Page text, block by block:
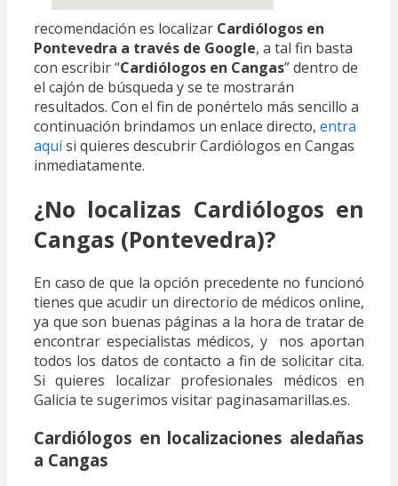
recomendación es localizar Cardiólogos en
Pontevedra a través de Google, a tal fin basta
con escribir “Cardiólogos en Cangas” dentro de
el cajón de búsqueda y se te mostrarán
resultados. Con el fin de ponértelo más sencillo a
continuación brindamos un enlace directo, entra
aquísi quieres descubrir Cardiólogos en Cangas
inmediatamente.
¿No localizas Cardiólogos en
Cangas (Pontevedra)?
En caso de que la opción precedente no funcionó
tienes que acudir un directorio de médicos online,
ya que son buenas páginas a la hora de tratar de
encontrar especialistas médicos, y nos aportan
todos los datos de contacto a fin de solicitar cita.
Si quieres localizar profesionales médicos en
Galicia te sugerimos visitar paginasamarillas.es.
Cardiólogos en localizaciones aledañas
a Cangas